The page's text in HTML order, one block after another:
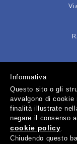
Circolo Tennis
52100 Arezzo -
Informativa
Questo sito o gli
avvalgono di
finalità illustrate
negare il consenso
cookie policy.
Chiudendo questo